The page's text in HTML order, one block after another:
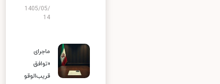
1405/05/
14
ماجرای
«توافق
قریب‌الوقو